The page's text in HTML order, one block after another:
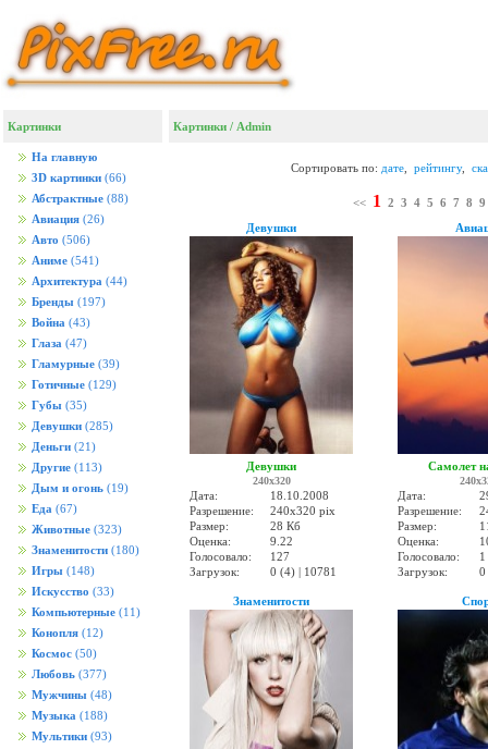
Картинки
На главную
3D картинки (66)
Абстрактные (88)
Авиация (26)
Авто (506)
Аниме (541)
Архитектура (44)
Бренды (197)
Война (43)
Глаза (47)
Гламурные (39)
Готичные (129)
Губы (35)
Девушки (285)
Деньги (21)
Другие (113)
Дым и огонь (19)
Еда (67)
Животные (323)
Знаменитости (180)
Игры (148)
Искусство (33)
Компьютерные (11)
Конопля (12)
Космос (50)
Любовь (377)
Мужчины (48)
Музыка (188)
Мультики (93)
Картинки / Admin
Сортировать по: дате, рейтингу,
<< 1 2 3 4 5 6 7 8 9
Девушки
Девушки
240x320
Дата:
18.10.2008
Разрешение:
240x320 pix
Размер:
28 Кб
Оценка:
9.22
Голосовало:
127
Загрузок:
0 (4) | 10781
Самолет
Дата:
Разрешение:
Размер:
Оценка:
Голосовало:
1
Загрузок:
0
Знаменитости